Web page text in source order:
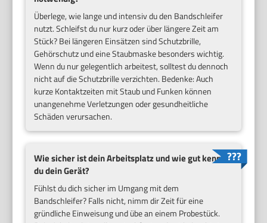
Überlege, wie lange und intensiv du den Bandschleifer
nutzt. Schleifst du nur kurz oder über längere Zeit am
Stück? Bei längeren Einsätzen sind Schutzbrille,
Gehörschutz und eine Staubmaske besonders wichtig.
Wenn du nur gelegentlich arbeitest, solltest du dennoch
nicht auf die Schutzbrille verzichten. Bedenke: Auch
kurze Kontaktzeiten mit Staub und Funken können
unangenehme Verletzungen oder gesundheitliche
Schäden verursachen.
Wie sicher ist dein Arbeitsplatz und wie gut kennst
du dein Gerät?
Fühlst du dich sicher im Umgang mit dem
Bandschleifer? Falls nicht, nimm dir Zeit für eine
gründliche Einweisung und übe an einem Probestück.